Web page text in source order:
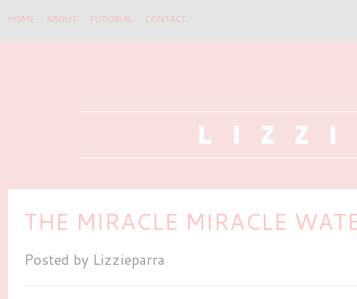
HOME ABOUT TUTORIAL CONTACT
THE MIRACLE MIRACLE
Posted by Lizzieparra